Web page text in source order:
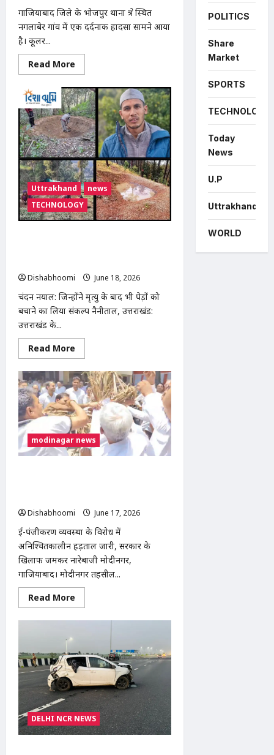
गाजियाबाद जिले के भोजपुर थाना क्षेत्र स्थित
नगलाबेर गांव में एक दर्दनाक हादसा सामने आया
है। कूलर...
Read More
more
भोजपुर
के
नगलाबेर
गांव
में
दर्दनाक
हादसा:
कूलर
की
सफाई
के
दौरान
करंट
लगने
से
युवक
Uttrakhand
news
TECHNOLOGY
Dishabhoomi
June 18, 2026
चंदन नयाल: जिन्होंने मृत्यु के बाद भी पेड़ों को
बचाने का लिया संकल्प नैनीताल, उत्तराखंड:
उत्तराखंड के...
Read More
more
शरीर
दान
कर
पर्यावरण
संरक्षण
का
संदेश
देने
वाले
उत्तराखंड
के
मिसाल
modinagar news
Dishabhoomi
June 17, 2026
ई-पंजीकरण व्यवस्था के विरोध में
अनिश्चितकालीन हड़ताल जारी, सरकार के
खिलाफ जमकर नारेबाजी मोदीनगर,
गाजियाबाद। मोदीनगर तहसील...
Read More
more
मोदीनगर
राजस्व
मंत्री
रविंद्र
जायसवाल
का
पुतला
दहन,
वकीलों
का
आंदोलन
हुआ
DELHI NCR NEWS
POLITICS
Share
Market
SPORTS
TECHNOLOGY
Today
News
U.P
Uttrakhand
WORLD